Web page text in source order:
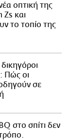
οπτική της
Zs και
το τοπίο της
Πώς οι
σε
στο σπίτι δεν